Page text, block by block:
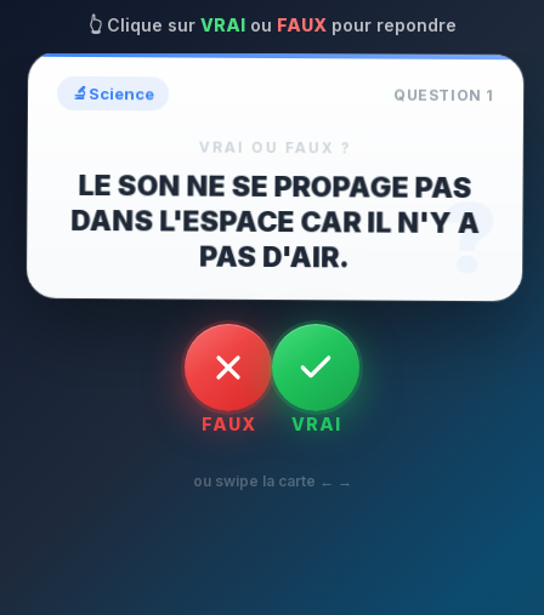
👆Clique sur VRAI ou FAUX pour repondre
?
🔬Science QUESTION
VRAI OU FAUX ?
LE SON NE SE PROPAGE PAS
DANS L'ESPACE CAR IL N'Y A
PAS D'AIR.
FAUX VRAI
ou swipe la carte ← →